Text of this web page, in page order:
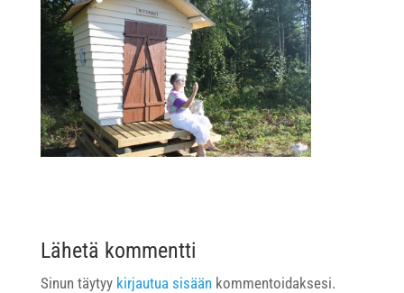
Lähetä kommentti
Sinun täytyy kirjautua sisäänkommentoidaksesi.